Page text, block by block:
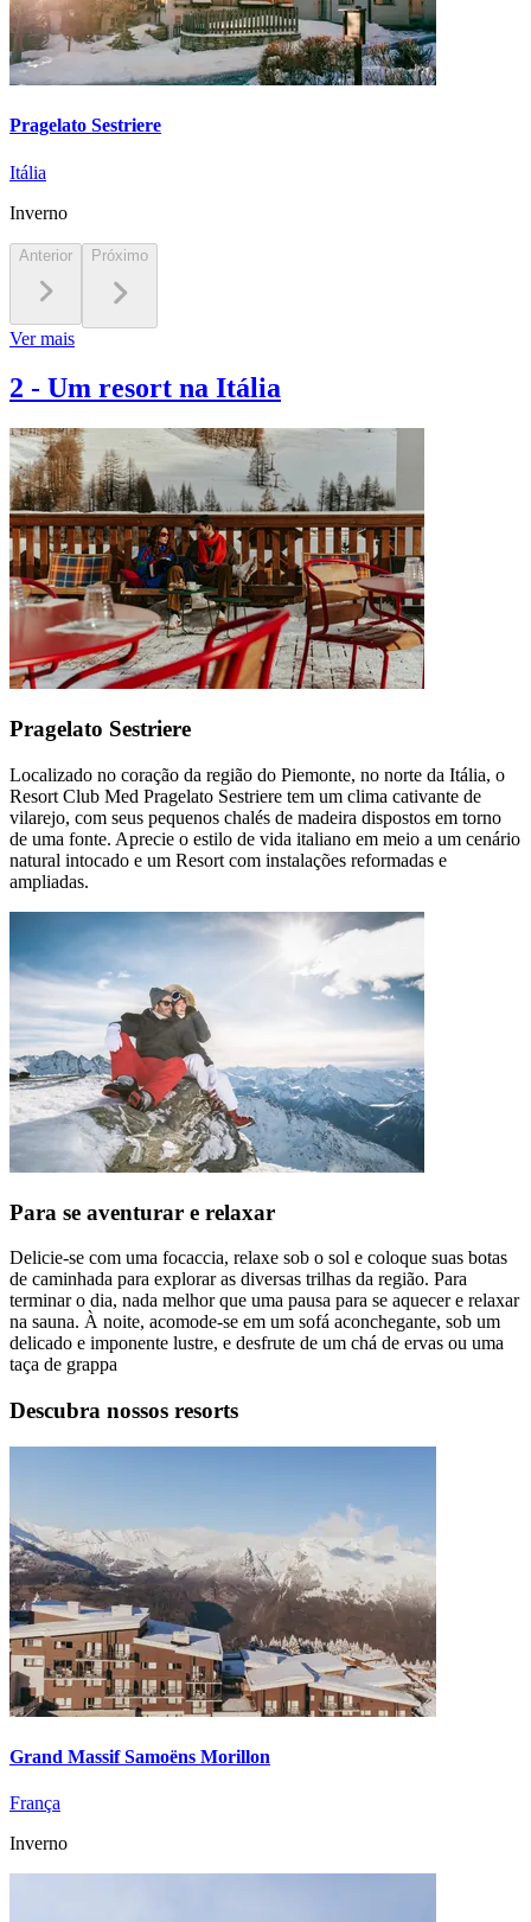
Pragelato Sestriere
Itália
Inverno
Anterior Próximo
Ver mais
2 - Um resort na Itália
Pragelato Sestriere
Localizado no coração da região do Piemonte, no norte da Itália, o
Resort Club Med Pragelato Sestriere tem um clima cativante de
vilarejo, com seus pequenos chalés de madeira dispostos em torno
de uma fonte. Aprecie o estilo de vida italiano em meio a um cenário
natural intocado e um Resort com instalações reformadas e
ampliadas.
Para se aventurar e relaxar
Delicie-se com uma focaccia, relaxe sob o sol e coloque suas botas
de caminhada para explorar as diversas trilhas da região. Para
terminar o dia, nada melhor que uma pausa para se aquecer e relaxar
na sauna. À noite, acomode-se em um sofá aconchegante, sob um
delicado e imponente lustre, e desfrute de um chá de ervas ou uma
taça de grappa
Descubra nossos resorts
Grand Massif Samoëns Morillon
França
Inverno